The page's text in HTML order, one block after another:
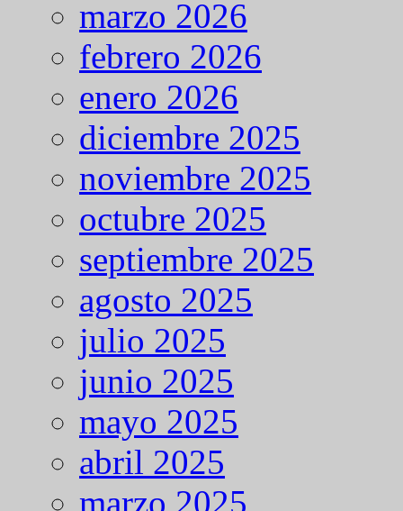
marzo 2026
febrero 2026
enero 2026
diciembre 2025
noviembre 2025
octubre 2025
septiembre 2025
agosto 2025
julio 2025
junio 2025
mayo 2025
abril 2025
marzo 2025